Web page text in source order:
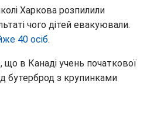
Харкова розпилили
чого дітей евакуювали.
40 осіб.
в Канаді учень початкової
бутерброд з крупинками